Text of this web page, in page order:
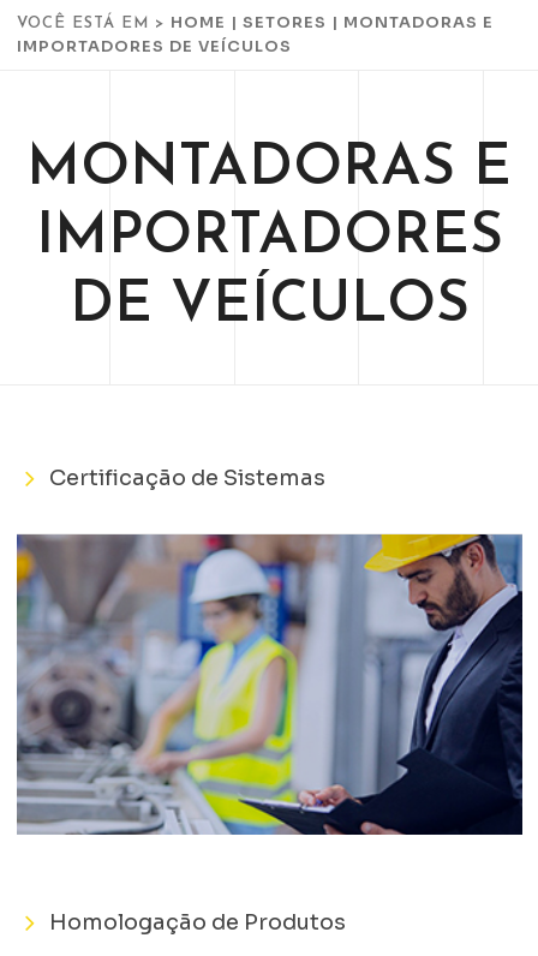
VOCÊ ESTÁ EM > HOME | SETORES | MONTADORAS E
IMPORTADORES DE VEÍCULOS
MONTADORAS E
IMPORTADORES
DE VEÍCULOS
Certificação de Sistemas
Homologação de Produtos